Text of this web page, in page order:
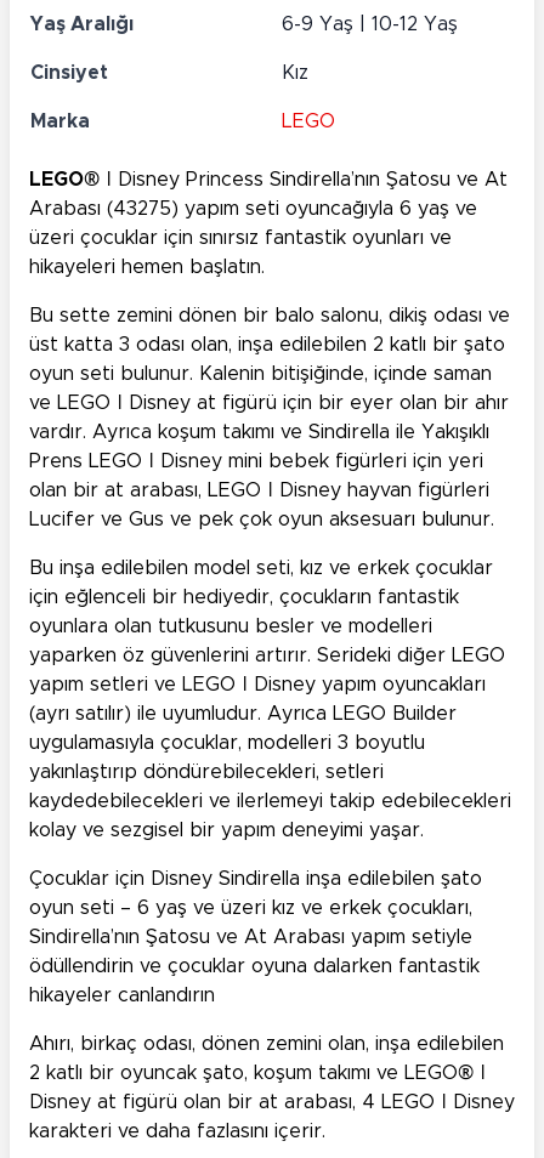
Yaş Aralığı 6-9 Yaş | 10-12 Yaş
Cinsiyet Kız
Marka LEGO
LEGO® ǀ Disney Princess Sindirella’nın Şatosu ve At
Arabası (43275) yapım seti oyuncağıyla 6 yaş ve
üzeri çocuklar için sınırsız fantastik oyunları ve
hikayeleri hemen başlatın.
Bu sette zemini dönen bir balo salonu, dikiş odası ve
üst katta 3 odası olan, inşa edilebilen 2 katlı bir şato
oyun seti bulunur. Kalenin bitişiğinde, içinde saman
ve LEGO ǀ Disney at figürü için bir eyer olan bir ahır
vardır. Ayrıca koşum takımı ve Sindirella ile Yakışıklı
Prens LEGO ǀ Disney mini bebek figürleri için yeri
olan bir at arabası, LEGO ǀ Disney hayvan figürleri
Lucifer ve Gus ve pek çok oyun aksesuarı bulunur.
Bu inşa edilebilen model seti, kız ve erkek çocuklar
için eğlenceli bir hediyedir, çocukların fantastik
oyunlara olan tutkusunu besler ve modelleri
yaparken öz güvenlerini artırır. Serideki diğer LEGO
yapım setleri ve LEGO ǀ Disney yapım oyuncakları
(ayrı satılır) ile uyumludur. Ayrıca LEGO Builder
uygulamasıyla çocuklar, modelleri 3 boyutlu
yakınlaştırıp döndürebilecekleri, setleri
kaydedebilecekleri ve ilerlemeyi takip edebilecekleri
kolay ve sezgisel bir yapım deneyimi yaşar.
Çocuklar için Disney Sindirella inşa edilebilen şato
oyun seti – 6 yaş ve üzeri kız ve erkek çocukları,
Sindirella’nın Şatosu ve At Arabası yapım setiyle
ödüllendirin ve çocuklar oyuna dalarken fantastik
hikayeler canlandırın
Ahırı, birkaç odası, dönen zemini olan, inşa edilebilen
2 katlı bir oyuncak şato, koşum takımı ve LEGO® ǀ
Disney at figürü olan bir at arabası, 4 LEGO ǀ Disney
karakteri ve daha fazlasını içerir.